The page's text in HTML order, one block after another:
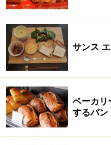
サンス
ベーカリ
するパン